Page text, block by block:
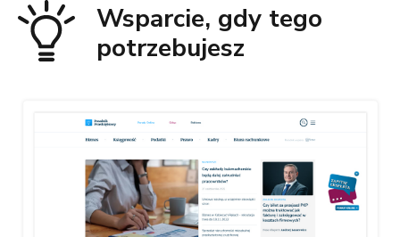
Wsparcie, gdy tego
potrzebujesz